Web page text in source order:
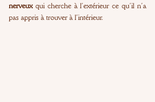
nerveux qui cherche à l’extérieur ce qu’il n’a
pas appris à trouver à l’intérieur.